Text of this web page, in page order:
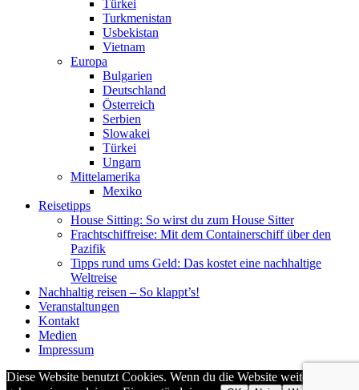
Türkei
Turkmenistan
Usbekistan
Vietnam
Europa
Bulgarien
Deutschland
Österreich
Serbien
Slowakei
Türkei
Ungarn
Mittelamerika
Mexiko
Reisetipps
House Sitting: So wirst du zum House Sitter
Frachtschiffreise: Mit dem Containerschiff über den
Pazifik
Tipps rund ums Geld: Das kostet eine nachhaltige
Weltreise
Nachhaltig reisen – So klappt’s!
Veranstaltungen
Kontakt
Medien
Impressum
Diese Website benutzt Cookies. Wenn du die Website weiter nutzt,